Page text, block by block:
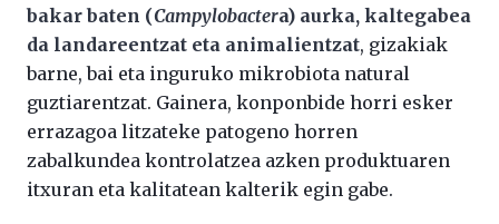
bakar baten (Campylobactera) aurka, kaltegabea
da landareentzat eta animalientzat, gizakiak
barne, bai eta inguruko mikrobiota natural
guztiarentzat. Gainera, konponbide horri esker
errazagoa litzateke patogeno horren
zabalkundea kontrolatzea azken produktuaren
itxuran eta kalitatean kalterik egin gabe.